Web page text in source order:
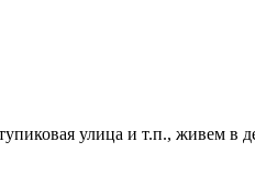
улица и т.п., живем в